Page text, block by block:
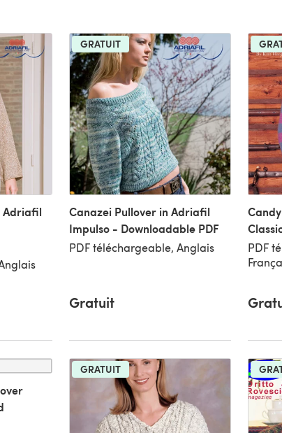
Adriafil
GRATUIT
Canazei Pullover in Adriafil
Impulso - Downloadable PDF
PDF téléchargeable, Anglais
Gratuit
PDF
GRATUIT